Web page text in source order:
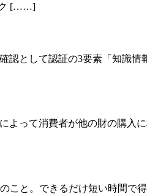
ク [……]
認として認証の3要素「知識
よって消費者が他の財の購入
こと。できるだけ短い時間で